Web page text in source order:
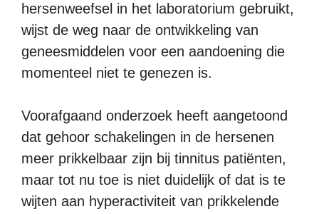
hersenweefsel in het laboratorium gebruikt,
wijst de weg naar de ontwikkeling van
geneesmiddelen voor een aandoening die
momenteel niet te genezen is.
Voorafgaand onderzoek heeft aangetoond
dat gehoor schakelingen in de hersenen
meer prikkelbaar zijn bij tinnitus patiënten,
maar tot nu toe is niet duidelijk of dat is te
wijten aan hyperactiviteit van prikkelende